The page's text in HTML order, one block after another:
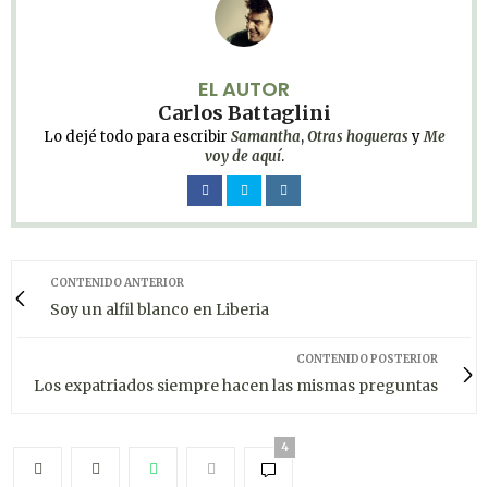
EL AUTOR
Carlos Battaglini
Lo dejé todo para escribir Samantha,Otras hogueras yMe
voy de aquí.
CONTENIDO ANTERIOR
Soy un alfil blanco en Liberia
CONTENIDO POSTERIOR
Los expatriados siempre hacen las mismas preguntas
4